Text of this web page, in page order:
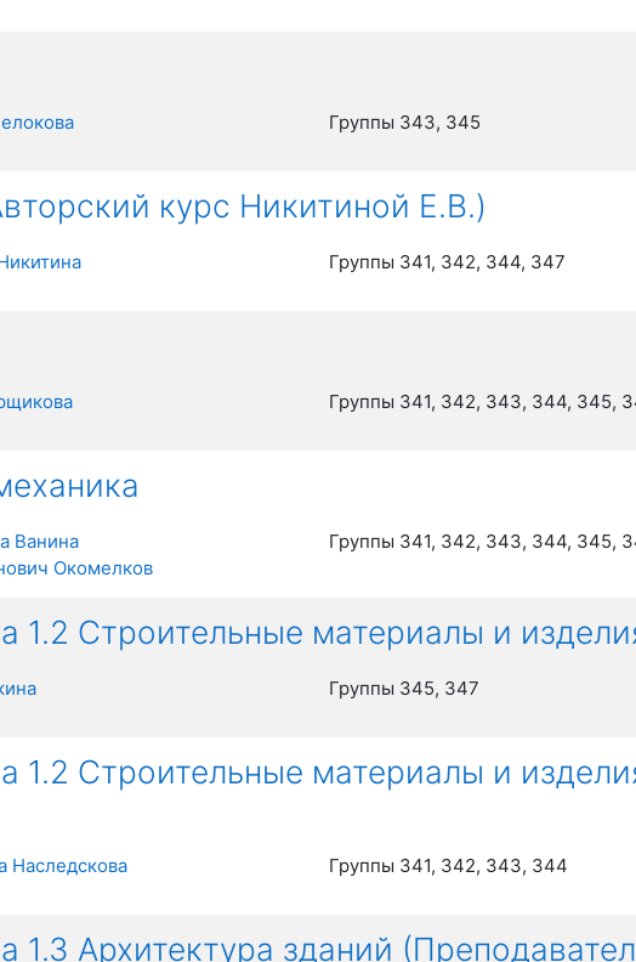
Группы 343, 345
курс Никитиной Е.В.)
Группы 341, 342, 344, 347
Группы 341, 342, 343, 344, 345,
Группы 341, 342, 343, 344, 345,
Ванина
Окомелков
1.2 Строительные материалы и
Группы 345, 347
1.2 Строительные материалы и
Группы 341, 342, 343, 344
Наследскова
1.3 Архитектура зданий